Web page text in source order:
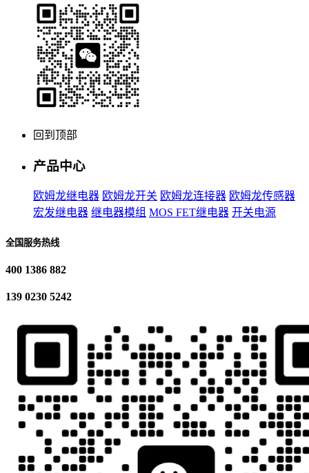
回到顶部
产品中心
欧姆龙继电器 欧姆龙开关 欧姆龙连接器 欧姆龙传感器
宏发继电器 继电器模组 MOS FET继电器 开关电源
全国服务热线
400 1386 882
139 0230 5242